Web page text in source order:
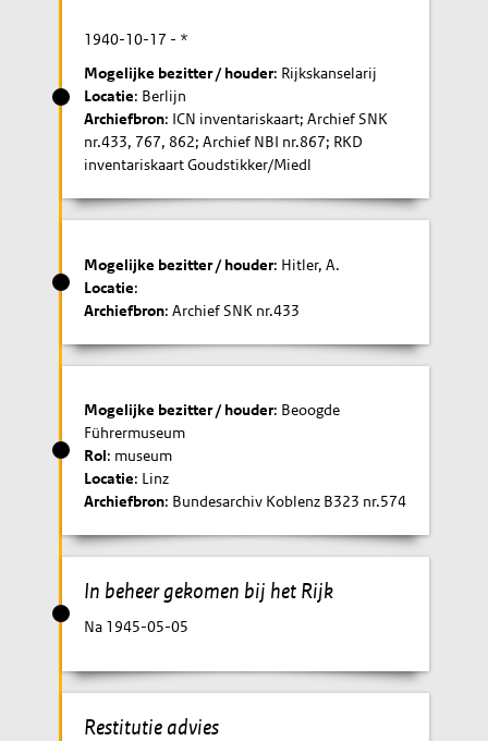
1940-10-17 - *
Mogelijke bezitter / houder: Rijkskanselarij
Locatie: Berlijn
Archiefbron: ICN inventariskaart; Archief SNK
nr.433, 767, 862; Archief NBI nr.867; RKD
inventariskaart Goudstikker/Miedl
Mogelijke bezitter / houder: Hitler, A.
Locatie:
Archiefbron: Archief SNK nr.433
Mogelijke bezitter / houder: Beoogde
Führermuseum
Rol: museum
Locatie: Linz
Archiefbron: Bundesarchiv Koblenz B323 nr.574
In beheer gekomen bij het Rijk
Na 1945-05-05
Restitutie advies